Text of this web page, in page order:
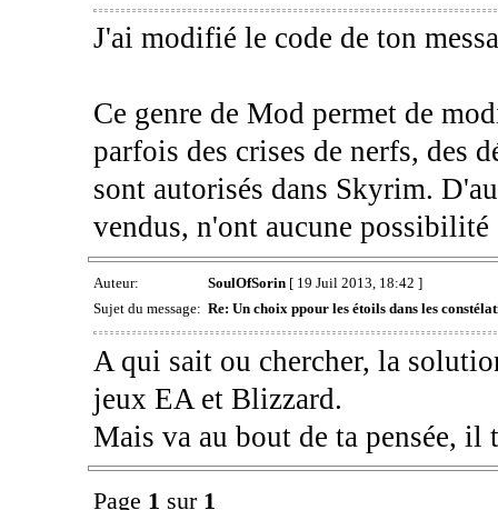
J'ai modifié le code de ton
Ce genre de Mod permet de
parfois des crises de nerfs, des
sont autorisés dans Skyrim.
vendus, n'ont aucune
Auteur: SoulOfSorin[ 19 Juil 2013, 18:42 ]
Sujet du message: Re: Un choix ppour les étoils dans les
A qui sait ou chercher, la
jeux EA et Blizzard.
Mais va au bout de ta pensée,
Page 1 sur 1